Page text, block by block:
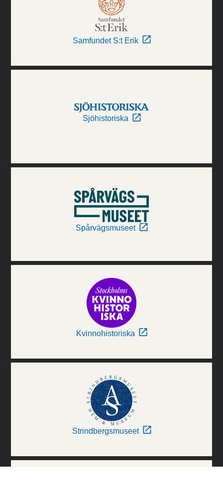
Samfundet S:t Erik
Sjöhistoriska
Spårvägsmuseet
Kvinnohistoriska
Strindbergsmuseet